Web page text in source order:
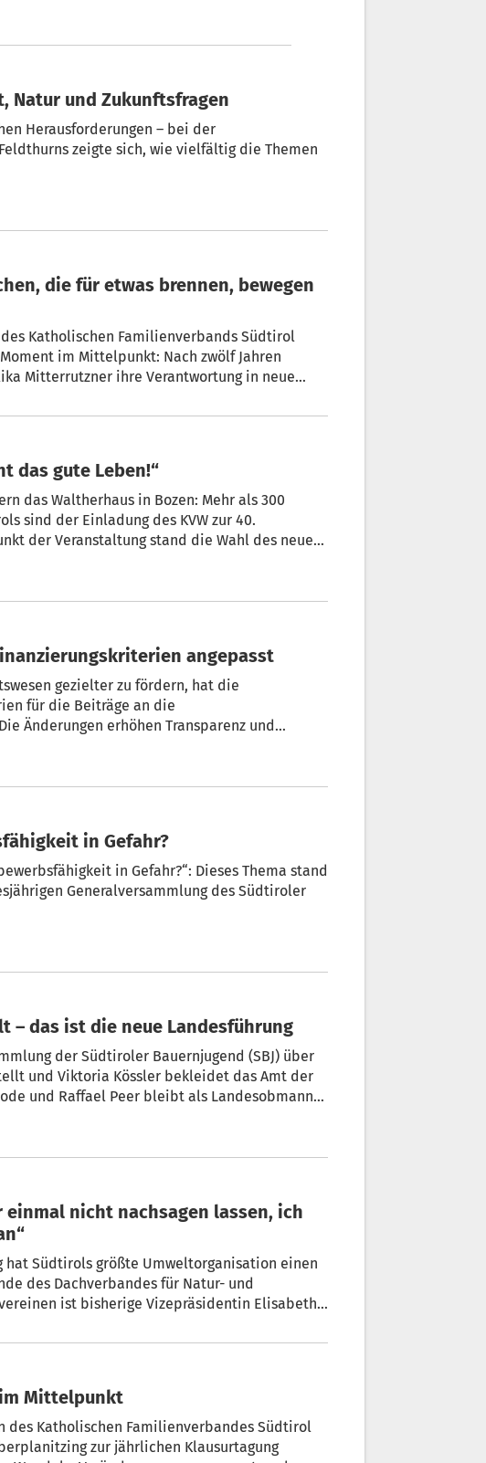
Natur und Zukunftsfragen
Herausforderungen – bei der
zeigte sich, wie vielfältig die Themen
Katholischen Familienverbands Südtirol
im Mittelpunkt: Nach zwölf Jahren
Mitterrutzner ihre Verantwortung in neue
das gute Leben!“
das Waltherhaus in Bozen: Mehr als 300
sind der Einladung des KVW zur 40.
der Veranstaltung stand die Wahl des neuen
angepasst
gezielter zu fördern, hat die
für die Beiträge an die
Änderungen erhöhen Transparenz und
mit den vier Verbänden.
in Gefahr?
in Gefahr?“: Dieses Thema stand
– das ist die neue Landesführung
der Südtiroler Bauernjugend (SBJ) über
und Viktoria Kössler bekleidet das Amt der
und Raffael Peer bleibt als Landesobmann
hat Südtirols größte Umweltorganisation einen
des Dachverbandes für Natur- und
ist bisherige Vizepräsidentin Elisabeth
im Mittelpunkt
Katholischen Familienverbandes Südtirol
zur jährlichen Klausurtagung